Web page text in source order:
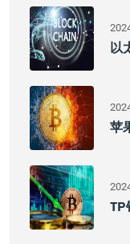
以
苹
TP